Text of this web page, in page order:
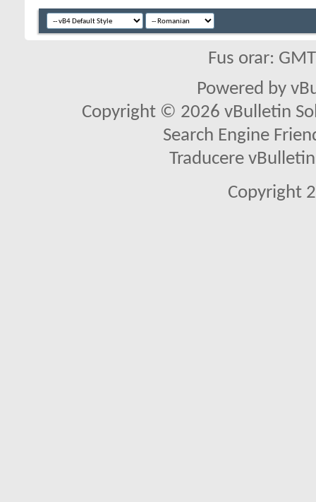
Fus orar:
Powered by
Copyright © 2026 vBulletin
Search Engine
Traducere
Copyright